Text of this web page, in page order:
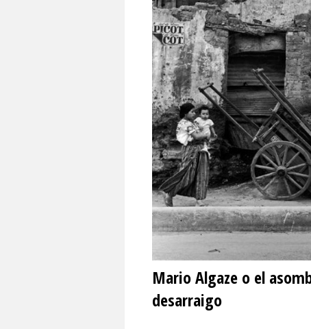
Mario Algaze o el
desarraigo